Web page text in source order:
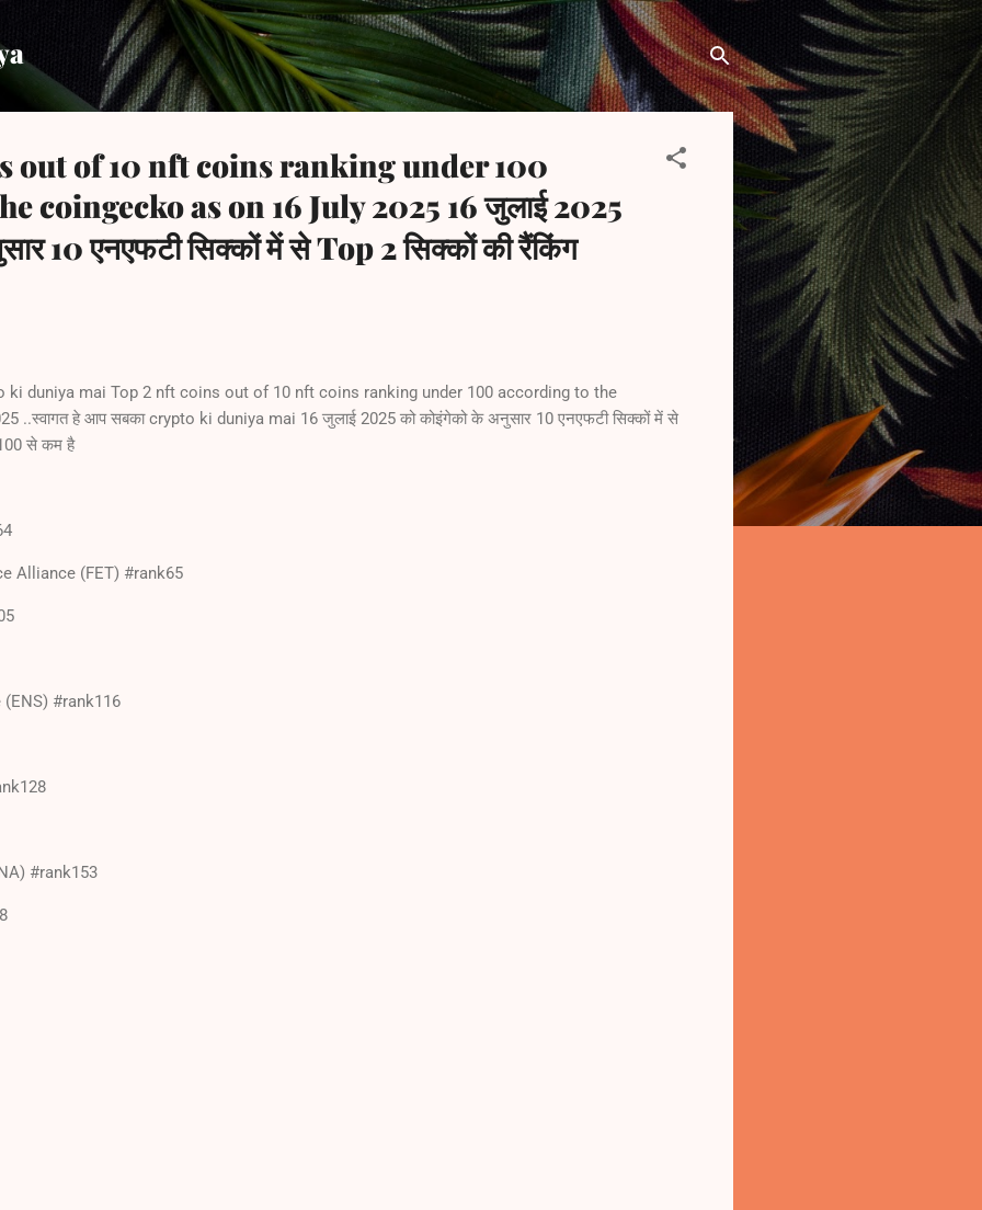
Skip to main content
out of 10 nft coins ranking under 100
coingecko as on 16 July 2025 16 जुलाई 2025
10 एनएफटी सिक्कों में से Top 2 सिक्कों की रैंकिंग
ki duniya mai Top 2 nft coins out of 10 nft coins ranking under 100 according to the
..स्वागत हे आप सबका crypto ki duniya mai 16 जुलाई 2025 को कोइंगेको के अनुसार 10 एनएफटी सिक्कों में से
से कम है
Alliance (FET) #rank65
#rank116
#rank153